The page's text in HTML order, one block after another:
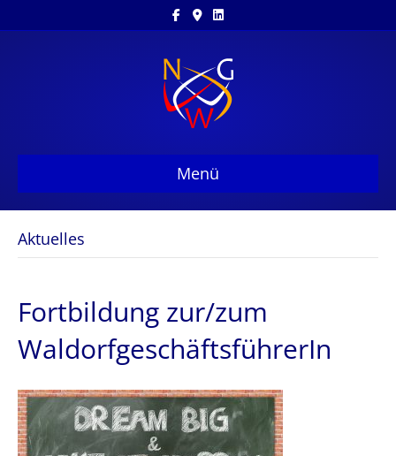
FacebookGoogle-maps
Linkedin
Menü
Aktuelles
Fortbildung zur/zum
WaldorfgeschäftsführerIn